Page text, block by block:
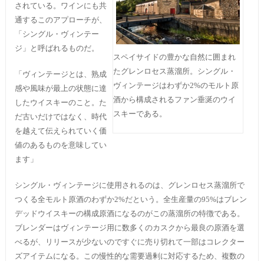
スペイサイドの豊かな自然に囲まれ
たグレンロセス蒸溜所。シングル・
ヴィンテージはわずか2%のモルト原
酒から構成されるファン垂涎のウイ
スキーである。
されている。ワインにも共
通するこのアプローチが、
「シングル・ヴィンテー
ジ」と呼ばれるものだ。
「ヴィンテージとは、熟成
感や風味が最上の状態に達
したウイスキーのこと。た
だ古いだけではなく、時代
を越えて伝えられていく価
値のあるものを意味してい
ます」
シングル・ヴィンテージに使用されるのは、グレンロセス蒸溜所で
つくる全モルト原酒のわずか2%だという。全生産量の95%はブレン
デッドウイスキーの構成原酒になるのがこの蒸溜所の特徴である。
ブレンダーはヴィンテージ用に数多くのカスクから最良の原酒を選
べるが、リリースが少ないのですぐに売り切れて一部はコレクター
ズアイテムになる。この慢性的な需要過剰に対応するため、複数の